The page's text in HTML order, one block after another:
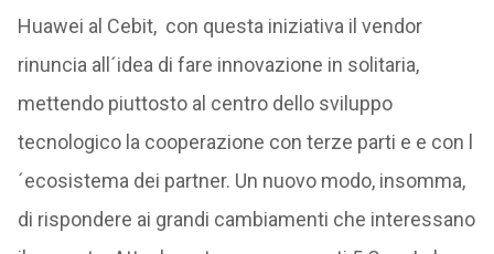
Huawei al Cebit, con questa iniziativa il vendor
rinuncia all´idea di fare innovazione in solitaria,
mettendo piuttosto al centro dello sviluppo
tecnologico la cooperazione con terze parti e e con l
´ecosistema dei partner. Un nuovo modo, insomma,
di rispondere ai grandi cambiamenti che interessano